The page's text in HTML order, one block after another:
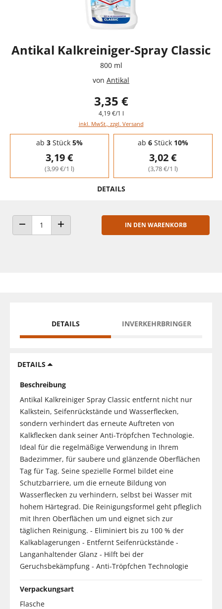
Antikal Kalkreiniger-Spray Classic
800 ml
von Antikal
3,35 €
4,19 €/1 l
inkl. MwSt., zzgl. Versand
Staffelpreise - Mengenrabatt
ab 3Stück 5%
3,19 €
(3,99 €/1 l)
ab 6Stück 10%
3,02 €
(3,78 €/1 l)
DETAILS
ANZAHL VERRINGERNANZAHL ERHÖHEN
IN DEN WARENKORB
DETAILS INVERKEHRBRINGER
DETAILS
Beschreibung
Antikal Kalkreiniger Spray Classic entfernt nicht nur
Kalkstein, Seifenrückstände und Wasserflecken,
sondern verhindert das erneute Auftreten von
Kalkflecken dank seiner Anti-Tröpfchen Technologie.
Ideal für die regelmäßige Verwendung in Ihrem
Badezimmer, für saubere und glänzende Oberflächen
Tag für Tag. Seine spezielle Formel bildet eine
Schutzbarriere, um die erneute Bildung von
Wasserflecken zu verhindern, selbst bei Wasser mit
hohem Härtegrad. Die Reinigungsformel geht pfleglich
mit Ihren Oberflächen um und eignet sich zur
täglichen Reinigung. - Eliminiert bis zu 100 % der
Kalkablagerungen - Entfernt Seifenrückstände -
Langanhaltender Glanz - Hilft bei der
Geruchsbekämpfung - Anti-Tröpfchen Technologie
Verpackungsart
Flasche